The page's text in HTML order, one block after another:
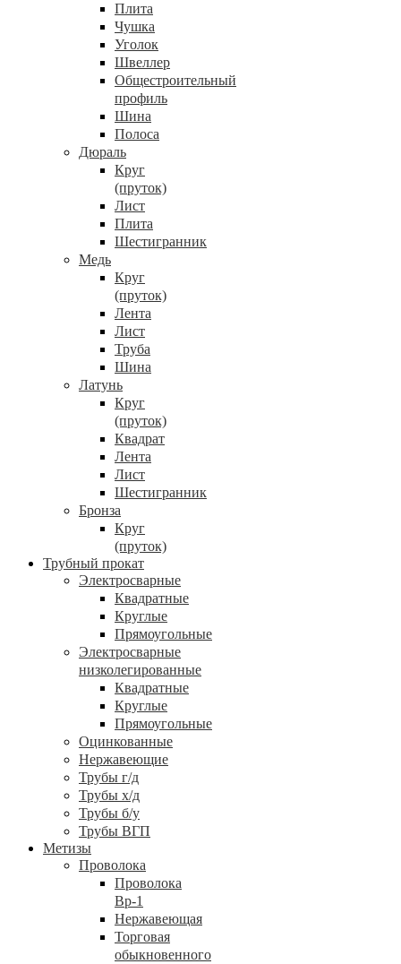
Плита
Чушка
Уголок
Швеллер
Общестроительный
профиль
Шина
Полоса
Дюраль
Круг
(пруток)
Лист
Плита
Шестигранник
Медь
Круг
(пруток)
Лента
Лист
Труба
Шина
Латунь
Круг
(пруток)
Квадрат
Лента
Лист
Шестигранник
Бронза
Круг
(пруток)
Трубный прокат
Электросварные
Квадратные
Круглые
Прямоугольные
Электросварные
низколегированные
Квадратные
Круглые
Прямоугольные
Оцинкованные
Нержавеющие
Трубы г/д
Трубы х/д
Трубы б/у
Трубы ВГП
Метизы
Проволока
Проволока
Вр-1
Нержавеющая
Торговая
обыкновенного